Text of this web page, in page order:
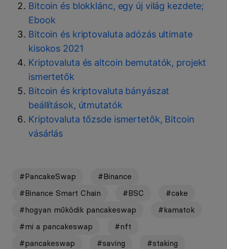
Bitcoin és blokklánc, egy új világ kezdete;
Ebook
Bitcoin és kriptovaluta adózás ultimate
kisokos 2021
Kriptovaluta és altcoin bemutatók, projekt
ismertetők
Bitcoin és kriptovaluta bányászat
beállítások, útmutatók
Kriptovaluta tőzsde ismertetők, Bitcoin
vásárlás
#PancakeSwap
#Binance
#Binance Smart Chain
#BSC
#cake
#hogyan működik pancakeswap
#kamatok
#mi a pancakeswap
#nft
#pancakeswap
#saving
#staking